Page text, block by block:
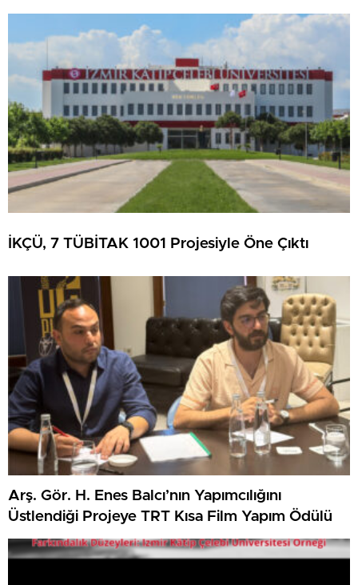
İKÇÜ, 7 TÜBİTAK 1001 Projesiyle Öne Çıktı
Arş. Gör. H. Enes Balcı’nın Yapımcılığını
Üstlendiği Projeye TRT Kısa Film Yapım Ödülü